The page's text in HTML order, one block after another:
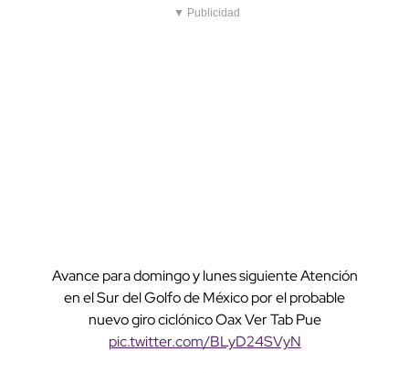
▼ Publicidad
Avance para domingo y lunes siguiente Atención
en el Sur del Golfo de México por el probable
nuevo giro ciclónico Oax Ver Tab Pue
pic.twitter.com/BLyD24SVyN